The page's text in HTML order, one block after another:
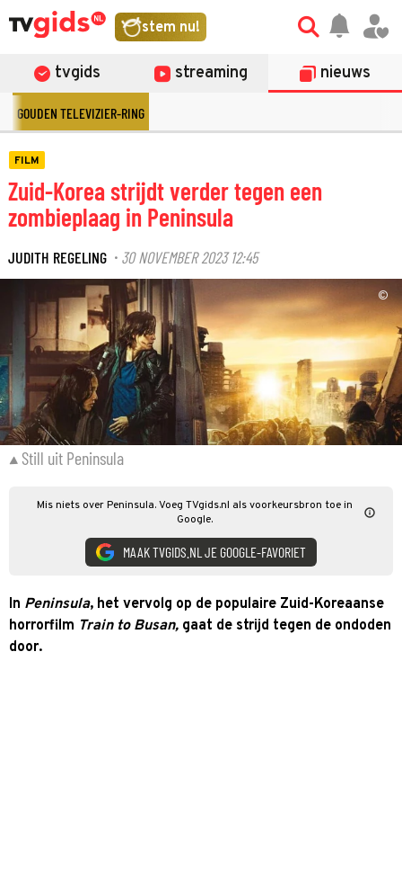
stem nu!
tvgids streaming nieuws
GOUDEN TELEVIZIER-RING
FILM
Zuid-Korea strijdt verder tegen een
zombieplaag in Peninsula
JUDITH REGELING · 30 NOVEMBER 2023 12:45
©
Still uit Peninsula
Mis niets over Peninsula. Voeg TVgids.nl als voorkeursbron toe in
Google.
MAAK TVGIDS.NL JE GOOGLE-FAVORIET
In Peninsula, het vervolg op de populaire Zuid-Koreaanse
horrorfilm Train to Busan, gaat de strijd tegen de ondoden
door.